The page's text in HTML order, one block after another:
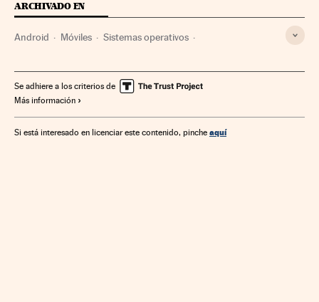
ARCHIVADO EN
Android Móviles Sistemas operativos
Informática Tecnologías movilidad Telefonía
Industria Ciencia
Se adhiere a los criterios de
Más información
Si está interesado en licenciar este contenido, pinche aquí